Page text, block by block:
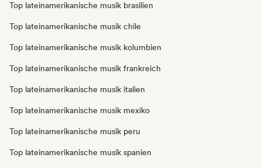
Top lateinamerikanische musik brasilien
Top lateinamerikanische musik chile
Top lateinamerikanische musik kolumbien
Top lateinamerikanische musik frankreich
Top lateinamerikanische musik italien
Top lateinamerikanische musik mexiko
Top lateinamerikanische musik peru
Top lateinamerikanische musik spanien